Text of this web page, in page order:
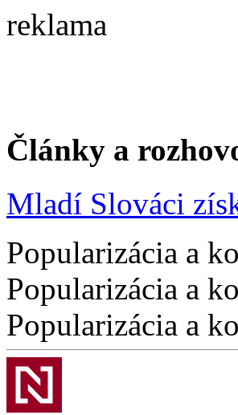
reklama
Články a
Mladí Slováci
Popularizácia a
Popularizácia a
Popularizácia a